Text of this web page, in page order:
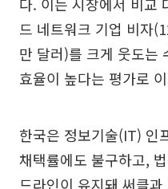
드 네트워크 기업 비자
만 달러)를 크게 웃도는
효율이 높다는 평가로
한국은 정보기술(IT) 인
채택률에도 불구하고,
드라인이 유지돼 써클